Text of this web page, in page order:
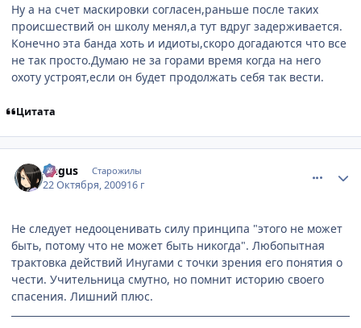
Ну а на счет маскировки согласен,раньше после таких
происшествий он школу менял,а тут вдруг задерживается.
Конечно эта банда хоть и идиоты,скоро догадаются что все
не так просто.Думаю не за горами время когда на него
охоту устроят,если он будет продолжать себя так вести.
Цитата
Angus Старожилы
22 Октября, 200916 г
Не следует недооценивать силу принципа "этого не может
быть, потому что не может быть никогда". Любопытная
трактовка действий Инугами с точки зрения его понятия о
чести. Учительница смутно, но помнит историю своего
спасения. Лишний плюс.